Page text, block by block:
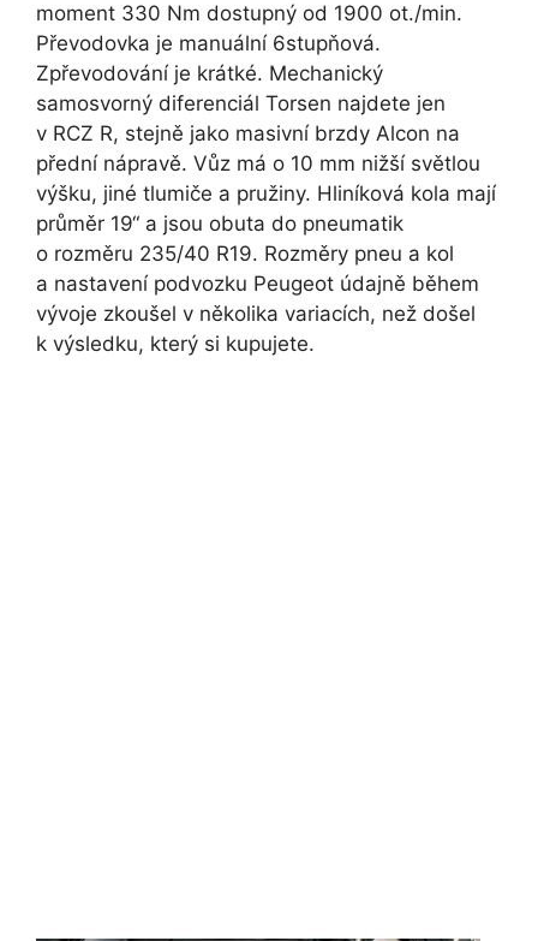
moment 330 Nm dostupný od 1900 ot./min.
Převodovka je manuální 6stupňová.
Zpřevodování je krátké. Mechanický
samosvorný diferenciál Torsen najdete jen
v RCZ R, stejně jako masivní brzdy Alcon na
přední nápravě. Vůz má o 10 mm nižší světlou
výšku, jiné tlumiče a pružiny. Hliníková kola mají
průměr 19“ a jsou obuta do pneumatik
o rozměru 235/40 R19. Rozměry pneu a kol
a nastavení podvozku Peugeot údajně během
vývoje zkoušel v několika variacích, než došel
k výsledku, který si kupujete.